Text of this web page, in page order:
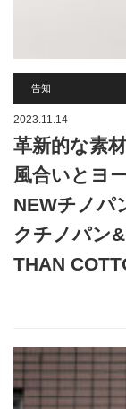
告知
2023.11.14
革新的な素
風合いとヨ
NEWチノパ
クチノパン
THAN